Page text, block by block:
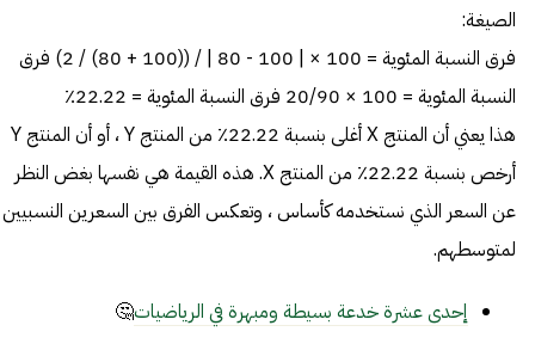
الصيغة:
فرق النسبة المئوية = 100 × | 100 - 80 | / ((100 + 80) / 2) فرق
النسبة المئوية = 100 × 20/90 فرق النسبة المئوية = 22.22٪
هذا يعني أن المنتج X أغلى بنسبة 22.22٪ من المنتج Y ، أو أن المنتج Y
أرخص بنسبة 22.22٪ من المنتج X. هذه القيمة هي نفسها بغض النظر
عن السعر الذي نستخدمه كأساس ، وتعكس الفرق بين السعرين النسبيين
لمتوسطهم.
إحدى عشرة خدعة بسيطة ومبهرة في الرياضيات🤔